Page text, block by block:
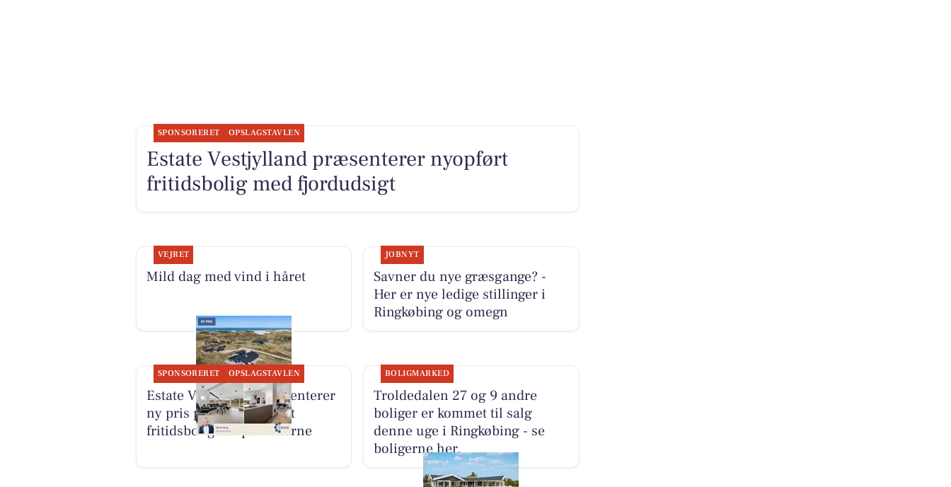
SPONSORERET OPSLAGSTAVLEN
Estate Vestjylland præsenterer nyopført
fritidsbolig med fjordudsigt
VEJRET
Mild dag med vind i håret
JOBNYT
Savner du nye græsgange? -
Her er nye ledige stillinger i
Ringkøbing og omegn
SPONSORERET OPSLAGSTAVLEN
Estate Vestjylland præsenterer
ny pris på moderniseret
fritidsbolig tæt på klitterne
BOLIGMARKED
Troldedalen 27 og 9 andre
boliger er kommet til salg
denne uge i Ringkøbing - se
boligerne her.